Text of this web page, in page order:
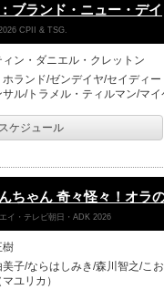
ブランド・ニュー・デイ
CPII & TSG.
ィン・ダニエル・クレットン
ホランド/ゼンデイヤ/セイディ
サル/トラメル・ティルマン/マ
ケジュール
ちゃん 奇々怪々！オラ
イ・テレビ朝日・ADK 2026
樹
美子/ならはしみき/森川智之/こ
ユリカ）